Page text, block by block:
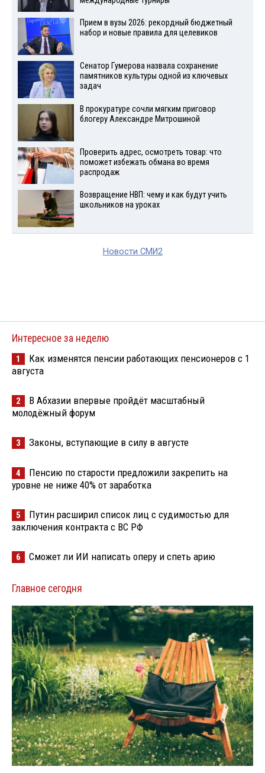
Прием в вузы 2026: рекордный бюджетный
набор и новые правила для целевиков
Сенатор Гумерова назвала сохранение
памятников культуры одной из ключевых
задач
В прокуратуре сочли мягким приговор
блогеру Александре Митрошиной
Проверить адрес, осмотреть товар: что
поможет избежать обмана во время
распродаж
Возвращение НВП: чему и как будут учить
школьников на уроках
Новости СМИ2
Интересное за неделю
1
Как изменятся пенсии работающих пенсионеров с 1
августа
2
В Абхазии впервые пройдёт масштабный
молодёжный форум
3 Законы, вступающие в силу в августе
4
Пенсию по старости предложили закрепить на
уровне не ниже 40% от заработка
5
Путин расширил список лиц с судимостью для
заключения контракта с ВС РФ
6 Сможет ли ИИ написать оперу и спеть арию
Главное сегодня